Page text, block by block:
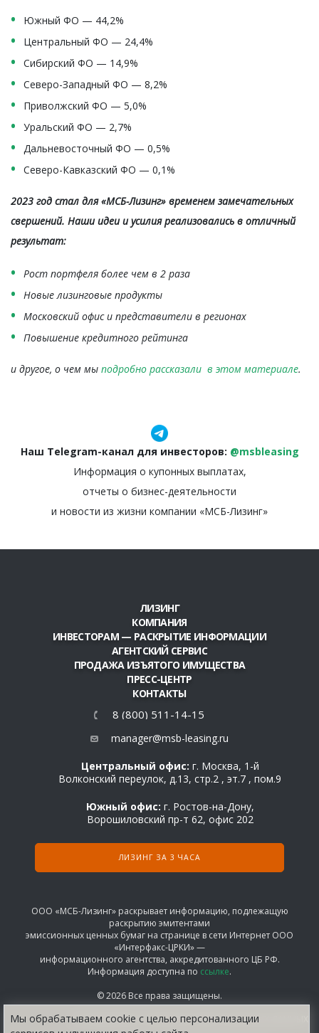
Южный ФО — 44,2%
Центральный ФО — 24,4%
Сибирский ФО — 14,9%
Северо-Западный ФО — 8,2%
Приволжский ФО — 5,0%
Уральский ФО — 2,7%
Дальневосточный ФО — 0,5%
Северо-Кавказский ФО — 0,1%
2023 год стал для «МСБ-Лизинг» временем замечательных
свершений. Наши идеи и усилия реализовались в отличный
результат:
Рост портфеля более чем в 2 раза
Новые лизинговые продукты
Московский офис и представители в регионах
Повышение кредитного рейтинга
и другое, о чем мы подробно рассказали в этом материале.
Наш Telegram-канал для инвесторов: @msbleasing
Информация о купонных выплатах,
отчеты о бизнес-деятельности
и новости из жизни компании «МСБ-Лизинг»
Мы обрабатываем сооkіе с целью персонализации
ЛИЗИНГ
КОМПАНИЯ
ИНВЕСТОРАМ — РАСКРЫТИЕ ИНФОРМАЦИИ
АГЕНТСКИЙ СЕРВИС
ПРОДАЖА ИЗЪЯТОГО ИМУЩЕСТВА
ПРЕСС-ЦЕНТР
КОНТАКТЫ
8 (800) 511-14-15
manager@msb-leasing.ru
Центральный офис: г. Москва, 1-й
Волконский переулок, д.13, стр.2 , эт.7 , пом.9
Южный офис: г. Ростов-на-Дону,
Ворошиловский пр-т 62, офис 202
ЛИЗИНГ ЗА 3 ЧАСА
ООО «МСБ-Лизинг» раскрывает информацию, подлежащую
раскрытию эмитентами
эмиссионных ценных бумаг на странице в сети Интернет ООО
«Интерфакс-ЦРКИ» —
информационного агентства, аккредитованного ЦБ РФ.
Информация доступна по ссылке.
© 2026 Все права защищены.
СОГЛАШЕНИЕ НА ОБРАБОТКУ ПЕРСОНАЛЬНЫХ ДАННЫХ